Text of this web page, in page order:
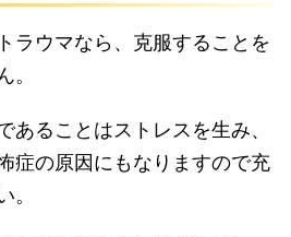
ラウマなら、克服することを
。
あることはストレスを生み、
症の原因にもなりますので充
。